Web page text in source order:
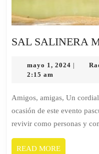
SAL SALINERA
mayo 1, 2024 mayo
|
2:15 am
Amigos, amigas, Un cordial saludo y los mejores deseos en
ocasión de este evento
revivir como personas y
READ MOREREAD